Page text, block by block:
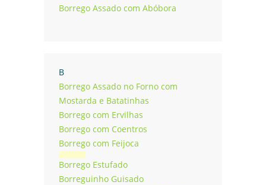
Borrego Assado com Abóbora
B
Borrego Assado no Forno com
Mostarda e Batatinhas
Borrego com Ervilhas
Borrego com Coentros
Borrego com Feijoca
Borrego Estufado
Borreguinho Guisado